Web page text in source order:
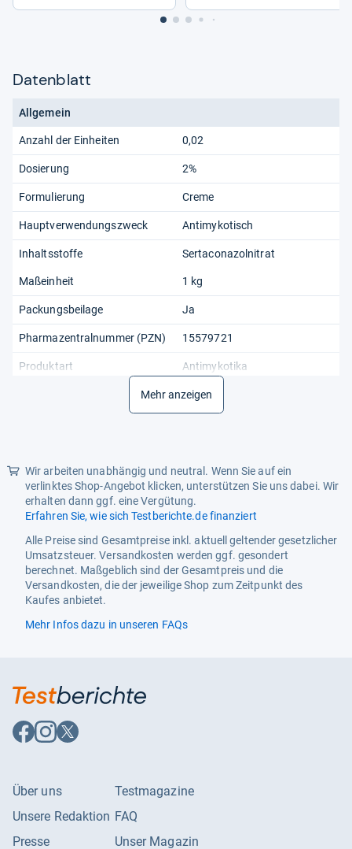
Datenblatt
Allgemein
Anzahl der Einheiten 0,02
Dosierung 2%
Formulierung Creme
Hauptverwendungszweck Antimykotisch
Inhaltsstoffe Sertaconazolnitrat
Maßeinheit 1 kg
Packungsbeilage Ja
Pharmazentralnummer (PZN) 15579721
Produktart Antimykotika
Örtlich
Mehr anzeigen
Wir arbeiten unabhängig und neutral. Wenn Sie auf ein
verlinktes Shop-Angebot klicken, unterstützen Sie uns dabei. Wir
erhalten dann ggf. eine Vergütung.
Erfahren Sie, wie sich Testberichte.de finanziert
Alle Preise sind Gesamtpreise inkl. aktuell geltender gesetzlicher
Umsatzsteuer. Versandkosten werden ggf. gesondert
berechnet. Maßgeblich sind der Gesamtpreis und die
Versandkosten, die der jeweilige Shop zum Zeitpunkt des
Kaufes anbietet.
Mehr Infos dazu in unseren FAQs
Auf
Facebook
Auf
Instagram
Auf
X
Über uns
Unsere Redaktion
Presse
Testmagazine
FAQ
Unser Magazin